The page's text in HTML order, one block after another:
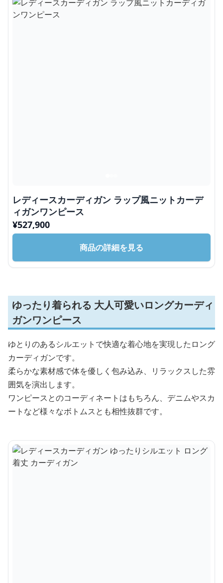
レディースカーディガン ラップ風ニットカーデ
ィガンワンピース
¥527,900
商品の詳細を見る
ゆったり着られる 大人可愛いロングカーディ
ガンワンピース
ゆとりのあるシルエットで快適な着心地を実現したロング
カーディガンです。
柔らかな素材感で体を優しく包み込み、リラックスした雰
囲気を演出します。
ワンピースとのコーディネートはもちろん、デニムやスカ
ートなど様々なボトムスとも相性抜群です。